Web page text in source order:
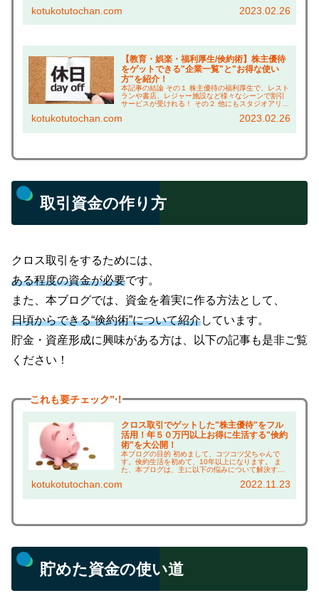
オススメ！99%の方が知らない、1万円以上お...
kotukotutochan.com 2023.02.26
【教育・娯楽・福利厚生/倹約術】株主優待
をゲットできる"企業一覧"と"お得な使い
方"を紹介！
本記事の結論 その１ 株主優待の福利厚生で、レスト
ランや書店、レジャー施設など様々なシーンで割引
サービスが受けれる！ その２ 他にもスタジオアリス
連の割引も充実！ その３ ベネッセカードの無料特...
kotukotutochan.com 2023.02.26
取引資金の作り方
クロス取引をするためには、
ある程度の資金が必要です。
また、本ブログでは、資金を着実に作る方法として、
日頃からできる“倹約術”について紹介しています。
貯金・資産形成に興味がある方は、以下の記事も是非ご覧
ください！
これも要チェック”！
クロス取引でゲットした"株主優待"をフル
活用！年５０万円以上お得に生活する"倹約
術"を大公開！
本ブログの目的 初めまして、コツコツ父ちゃんで
す。倹約生活を初めて、10年以上になります。 ま
た、本ブログは、主に以下の悩みについて解決する
は、 ・株主優待って何がもらえるの？ →実際に使
kotukotutochan.com 2022.11.23
貯めた資金の使い道